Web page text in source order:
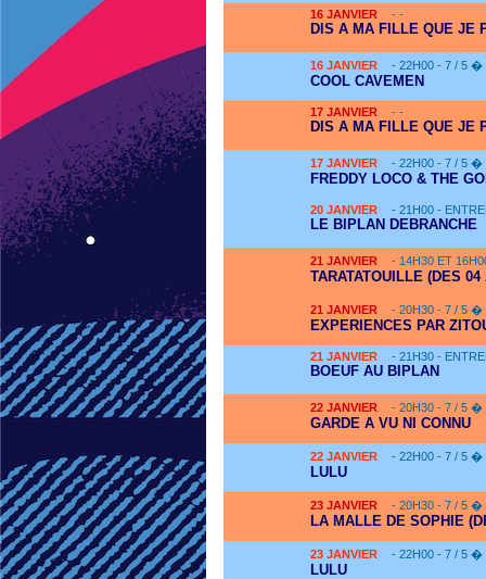
16 JANVIER - -
DIS A MA FILLE QUE JE
16 JANVIER - 22H00 - 7 / 5 �
COOL CAVEMEN
17 JANVIER - -
DIS A MA FILLE QUE JE
17 JANVIER - 22H00 - 7 / 5 �
FREDDY LOCO & THE
20 JANVIER - 21H00 -
LE BIPLAN DEBRANCHE
21 JANVIER - 14H30 ET
TARATATOUILLE (DES 04
21 JANVIER - 20H30 - 7 / 5 �
EXPERIENCES PAR
21 JANVIER - 21H30 -
BOEUF AU BIPLAN
22 JANVIER - 20H30 - 7 / 5 �
GARDE A VU NI CONNU
22 JANVIER - 22H00 - 7 / 5 �
LULU
23 JANVIER - 20H30 - 7 / 5 �
LA MALLE DE SOPHIE
23 JANVIER - 22H00 - 7 / 5 �
LULU